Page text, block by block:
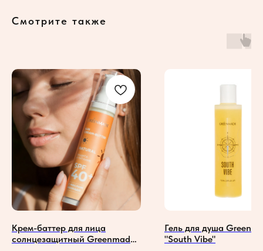
Смотрите также
Крем-баттер для лица
солнцезащитный Greenmade
Гель для душа
"South Vibe"